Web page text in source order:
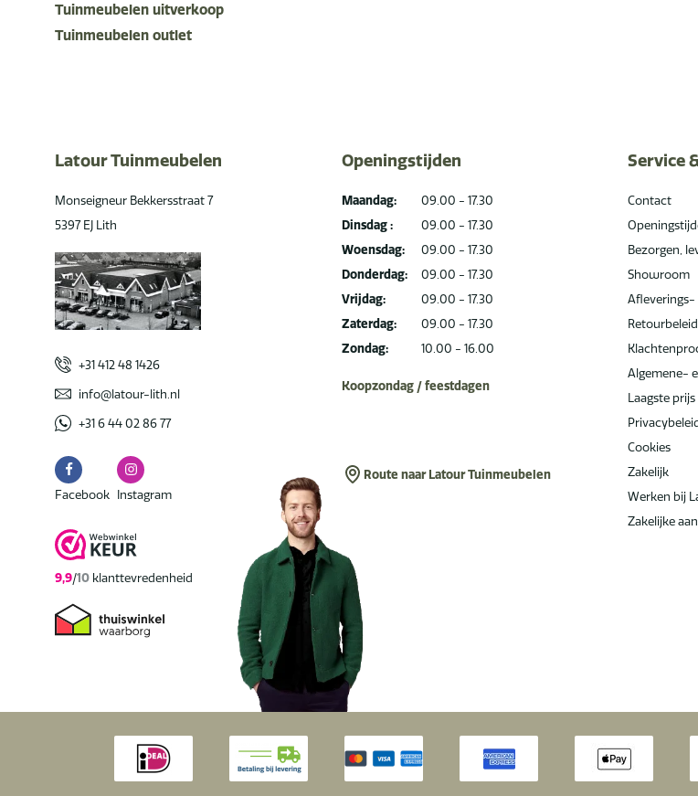
Tuinmeubelen uitverkoop
Tuinmeubelen outlet
Latour Tuinmeubelen
Monseigneur Bekkersstraat 7
5397 EJ Lith
+31 412 48 1426
info@latour-lith.nl
+31 6 44 02 86 77
Facebook
Facebook
Instagram
Instagram
9,9/10 klanttevredenheid
Openingstijden
Maandag:
Dinsdag :
Woensdag:
Donderdag:
Vrijdag:
Zaterdag:
Zondag:
09.00 - 17.30
09.00 - 17.30
09.00 - 17.30
09.00 - 17.30
09.00 - 17.30
09.00 - 17.30
10.00 - 16.00
Koopzondag / feestdagen
Route naar Latour Tuinmeubelen
Service
Contact
Bezorgen,
Showroom
Afleverings-
Retourbeleid
Algemene-
Laagste
Cookies
Zakelijk
Werken bij
Zakelijke